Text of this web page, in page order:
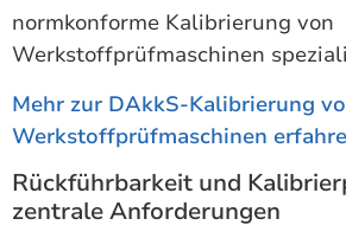
normkonforme Kalibrierung von
Werkstoffprüfmaschinen
Mehr zur DAkkS-Kalibrierung
Werkstoffprüfmaschinen
Rückführbarkeit und
zentrale Anforderungen